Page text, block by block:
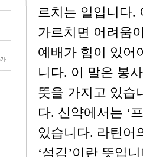
르치는 일입니다.
가르치면 어려움
예배가 힘이 있어
니다. 이 말은 봉
뜻을 가지고 있습
다. 신약에서는 ‘
있습니다. 라틴어
‘섬김’이란 뜻입